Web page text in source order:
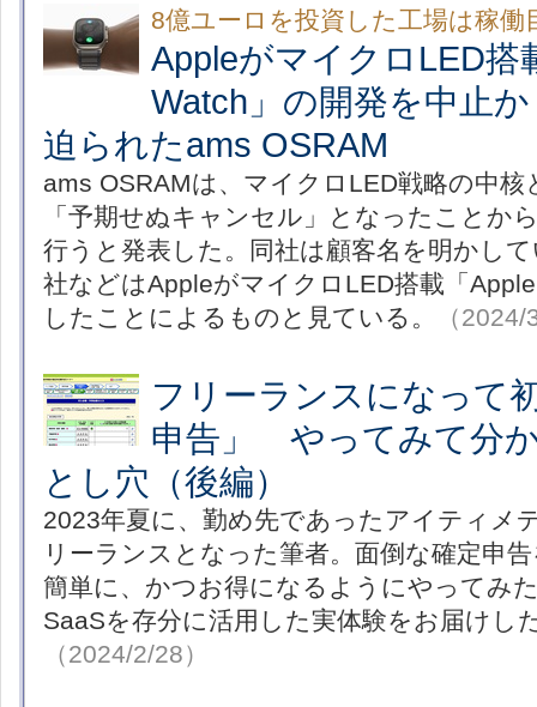
8億ユーロを投資した工場は稼働
AppleがマイクロLED搭
Watch」の開発を中止
迫られたams OSRAM
ams OSRAMは、マイクロLED戦略の中
「予期せぬキャンセル」となったことか
行うと発表した。同社は顧客名を明かし
社などはAppleがマイクロLED搭載「
したことによるものと見ている。
（
フリーランスになって
申告」 やってみて分か
とし穴（後編）
2023年夏に、勤め先であったアイティメ
リーランスとなった筆者。面倒な確定申
簡単に、かつお得になるようにやってみ
SaaSを存分に活用した実体験をお届けし
（2024/2/28）